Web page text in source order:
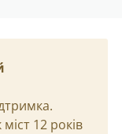
12 років